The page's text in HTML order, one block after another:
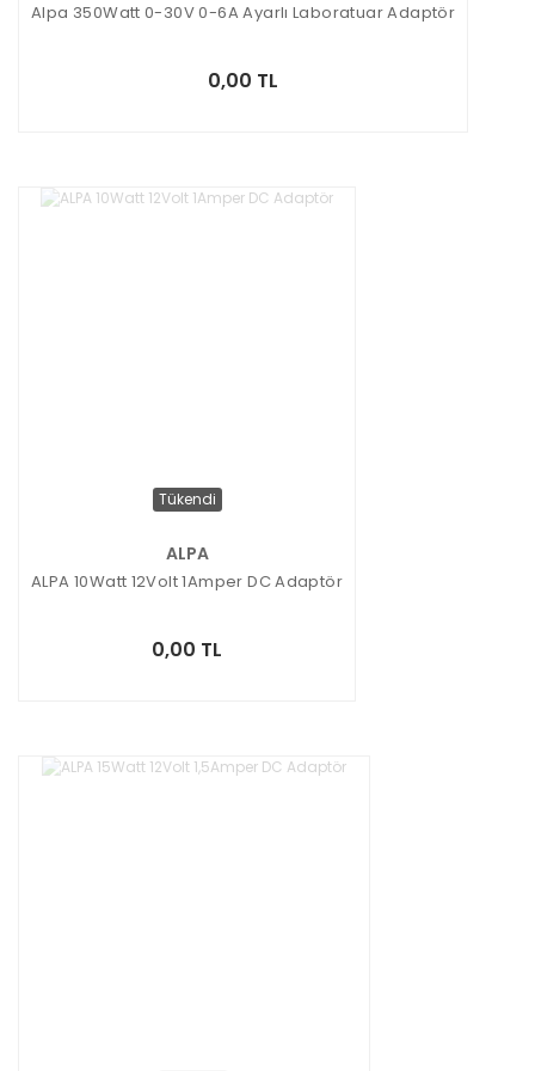
Alpa 350Watt 0-30V 0-6A Ayarlı Laboratuar Adaptör
0,00 TL
Tükendi
ALPA
ALPA 10Watt 12Volt 1Amper DC Adaptör
0,00 TL